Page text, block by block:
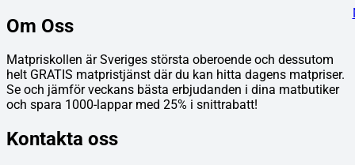
Om Oss
Matpriskollen är Sveriges största oberoende och dessutom
helt GRATIS matpristjänst där du kan hitta dagens matpriser.
Se och jämför veckans bästa erbjudanden i dina matbutiker
och spara 1000-lappar med 25% i snittrabatt!
Kontakta oss